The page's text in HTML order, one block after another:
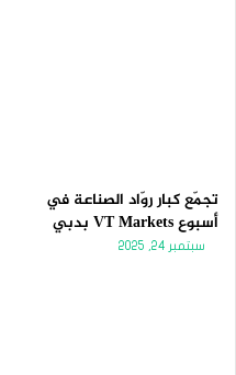
تجمّع كبار روّاد الصناعة في
أسبوع VT Markets بدبي
سبتمبر 24, 2025